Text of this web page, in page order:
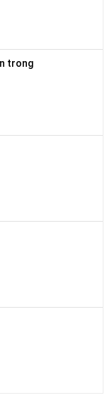
trong